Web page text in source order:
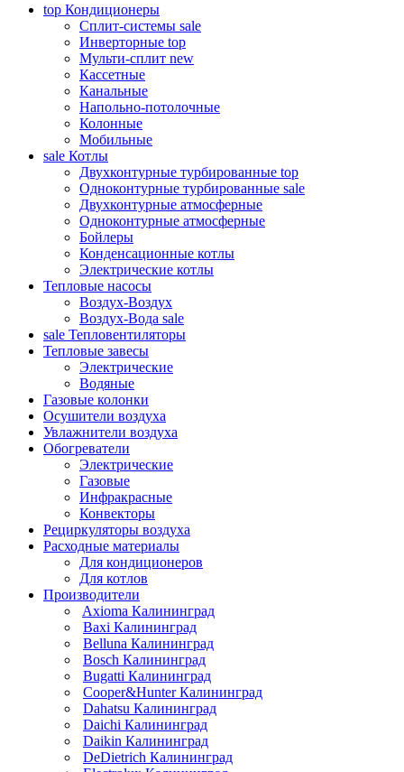
top Кондиционеры
Сплит-системы sale
Инверторные top
Мульти-сплит new
Кассетные
Канальные
Напольно-потолочные
Колонные
Мобильные
sale Котлы
Двухконтурные турбированные top
Одноконтурные турбированные sale
Двухконтурные атмосферные
Одноконтурные атмосферные
Бойлеры
Конденсационные котлы
Электрические котлы
Тепловые насосы
Воздух-Воздух
Воздух-Вода sale
sale Тепловентиляторы
Тепловые завесы
Электрические
Водяные
Газовые колонки
Осушители воздуха
Увлажнители воздуха
Обогреватели
Электрические
Газовые
Инфракрасные
Конвекторы
Рециркуляторы воздуха
Расходные материалы
Для кондиционеров
Для котлов
Производители
Axioma Калининград
Baxi Калининград
Belluna Калининград
Bosch Калининград
Bugatti Калининград
Cooper&Hunter Калининград
Dahatsu Калининград
Daichi Калининград
Daikin Калининград
DeDietrich Калининград